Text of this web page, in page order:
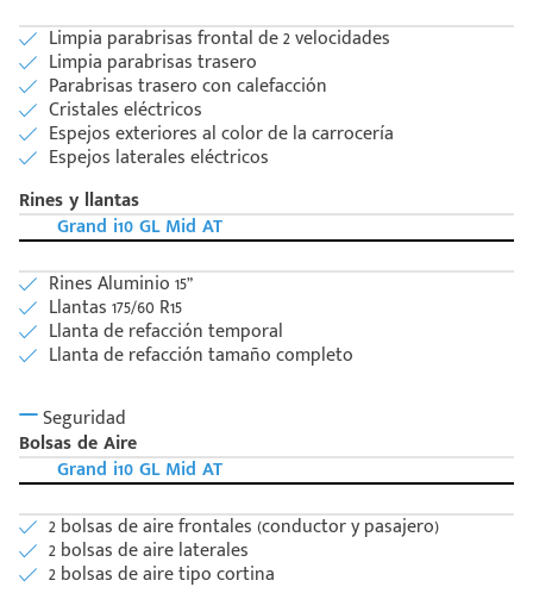
Limpia parabrisas frontal de 2 velocidades
Limpia parabrisas trasero
Parabrisas trasero con calefacción
Cristales eléctricos
Espejos exteriores al color de la carrocería
Espejos laterales eléctricos
Rines y llantas
Grand i10 GL Mid AT
Rines Aluminio 15”
Llantas 175/60 R15
Llanta de refacción temporal
Llanta de refacción tamaño completo
Seguridad
Bolsas de Aire
Grand i10 GL Mid AT
2 bolsas de aire frontales (conductor y pasajero)
2 bolsas de aire laterales
2 bolsas de aire tipo cortina